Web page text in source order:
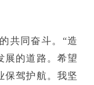
同奋斗。“造
展的道路。希望
保驾护航。我坚